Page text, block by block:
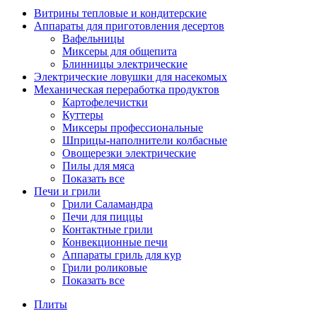
Витрины тепловые и кондитерские
Аппараты для приготовления десертов
Вафельницы
Миксеры для общепита
Блинницы электрические
Электрические ловушки для насекомых
Механическая переработка продуктов
Картофелечистки
Куттеры
Миксеры профессиональные
Шприцы-наполнители колбасные
Овощерезки электрические
Пилы для мяса
Показать все
Печи и грили
Грили Саламандра
Печи для пиццы
Контактные грили
Конвекционные печи
Аппараты гриль для кур
Грили роликовые
Показать все
Плиты